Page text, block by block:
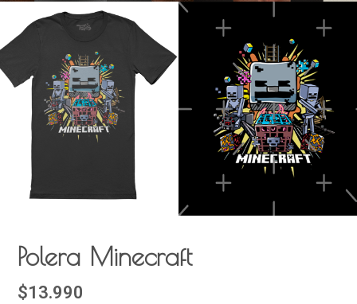
Polera Minecraft
$13.990